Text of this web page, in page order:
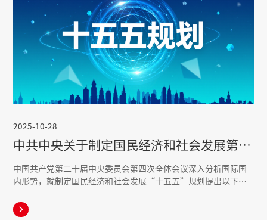
2025-10-28
中共中央关于制定国民经济和社会发展第十五个五年规划的建议
中国共产党第二十届中央委员会第四次全体会议深入分析国际国
内形势，就制定国民经济和社会发展“十五五”规划提出以下建
